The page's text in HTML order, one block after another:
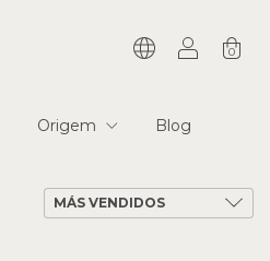
0
Origem Blog